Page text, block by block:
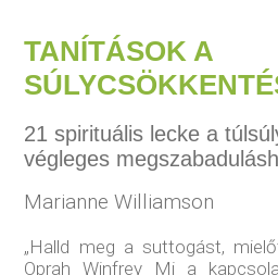
TANÍTÁSOK A
21 spirituális lecke a
végleges
Marianne Williamson
„Halld meg a suttogást,
Oprah Winfrey Mi a